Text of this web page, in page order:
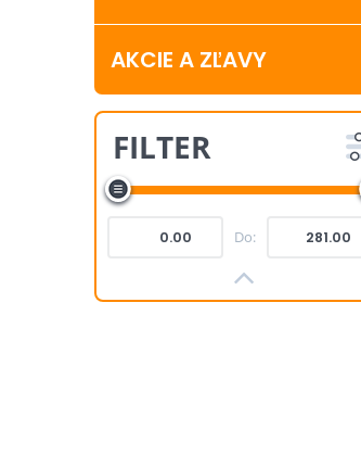
AKCIE A ZĽAVY
FILTER
Do: